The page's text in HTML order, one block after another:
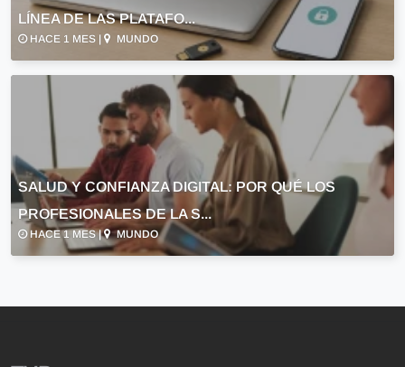
LÍNEA DE LAS PLATAFO...
HACE 1 MES | MUNDO
SALUD Y CONFIANZA DIGITAL: POR QUÉ LOS
PROFESIONALES DE LA S...
HACE 1 MES | MUNDO